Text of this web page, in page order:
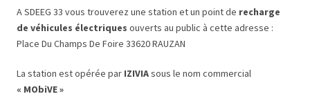
A SDEEG 33 vous trouverez une station et un point de recharge
de véhicules électriques ouverts au public à cette adresse :
Place Du Champs De Foire 33620 RAUZAN
La station est opérée par IZIVIAsous le nom commercial
« MObiVE »